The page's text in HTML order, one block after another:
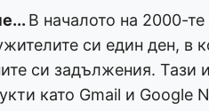
В началото на 2000-
си един ден, в
си задължения. Тази
като Gmail и Google